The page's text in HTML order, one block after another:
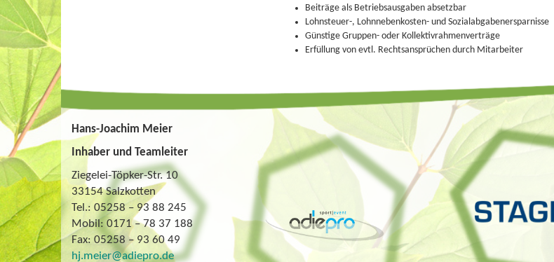
Beiträge als Betriebsausgaben absetzbar
Lohnsteuer-, Lohnnebenkosten- und Sozialabgabenersparnisse
Günstige Gruppen- oder Kollektivrahmenverträge
Erfüllung von evtl. Rechtsansprüchen durch Mitarbeiter
Hans-Joachim Meier
Inhaber und Teamleiter
Ziegelei-Töpker-Str. 10
33154 Salzkotten
Tel.: 05258 – 93 88 245
Mobil: 0171 – 78 37 188
Fax: 05258 – 93 60 49
hj.meier@adiepro.de